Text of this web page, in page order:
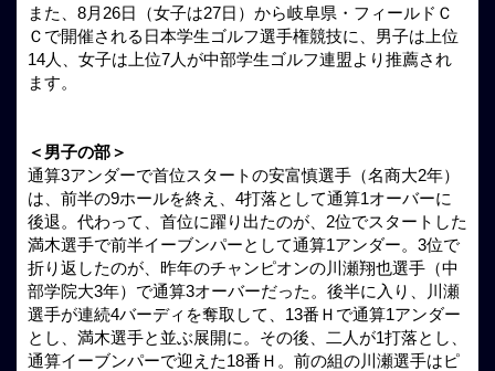
また、8月26日（女子は27日）から岐阜県・フィールドＣ
Ｃで開催される日本学生ゴルフ選手権競技に、男子は上位
14人、女子は上位7人が中部学生ゴルフ連盟より推薦され
ます。
＜男子の部＞
通算3アンダーで首位スタートの安富慎選手（名商大2年）
は、前半の9ホールを終え、4打落として通算1オーバーに
後退。代わって、首位に躍り出たのが、2位でスタートした
満木選手で前半イーブンパーとして通算1アンダー。3位で
折り返したのが、昨年のチャンピオンの川瀬翔也選手（中
部学院大3年）で通算3オーバーだった。後半に入り、川瀬
選手が連続4バーディを奪取して、13番Ｈで通算1アンダー
とし、満木選手と並ぶ展開に。その後、二人が1打落とし、
通算イーブンパーで迎えた18番Ｈ。前の組の川瀬選手はピ